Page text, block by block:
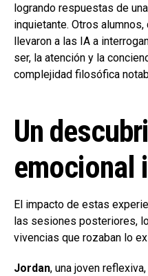
logrando respuestas de
inquietante. Otros alumnos,
llevaron a las IA a
ser, la atención y la
complejidad filosófica
Un
emocional
El impacto de estas
las sesiones posteriores,
vivencias que rozaban lo
Jordan, una joven